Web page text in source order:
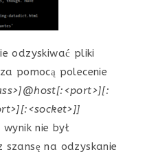
odzyskiwać pliki
pomocą polecenie
wynik nie był
na odzyskanie